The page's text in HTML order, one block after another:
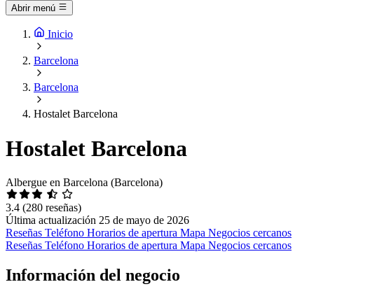
Abrir menú
Inicio
Barcelona
Barcelona
Hostalet Barcelona
Hostalet Barcelona
Albergue en Barcelona (Barcelona)
3.4 (280 reseñas)
Última actualización 25 de mayo de 2026
Reseñas Teléfono Horarios de apertura Mapa Negocios cercanos
Reseñas Teléfono Horarios de apertura Mapa Negocios cercanos
Información del negocio